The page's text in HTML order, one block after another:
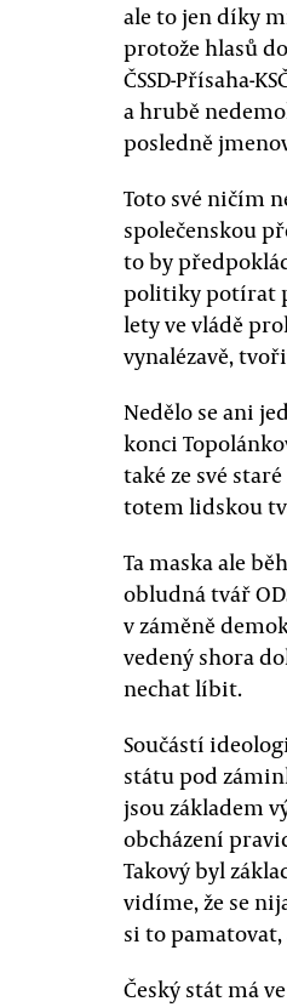
ale to jen díky
protože hlasů
ČSSD-Přísaha-
a hrubě
posledně
Toto své ničím
společenskou
to by
politiky potírat
lety ve vládě
vynalézavě,
Nedělo se ani
konci
také ze své
totem lidskou
Ta maska ale
obludná tvář
v záměně
vedený shora
nechat líbit.
Součástí
státu pod
jsou základem
obcházení
Takový byl
vidíme, že se
si to
Český stát má